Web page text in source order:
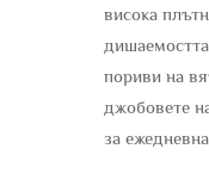
висока
пориви на
джобовете
за